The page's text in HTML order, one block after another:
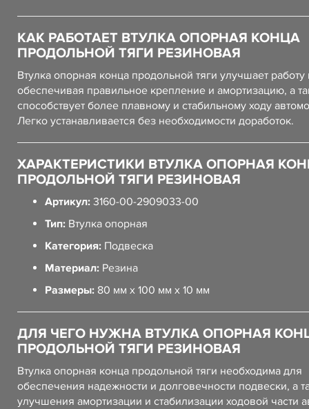
КАК РАБОТАЕТ ВТУЛКА ОПОРНАЯ КОНЦА
ПРОДОЛЬНОЙ ТЯГИ РЕЗИНОВАЯ
Втулка опорная конца продольной тяги улучшает
обеспечивая правильное крепление и амортизацию, а
способствует более плавному и стабильному ходу
Легко устанавливается без необходимости доработок.
ХАРАКТЕРИСТИКИ ВТУЛКА ОПОРНАЯ
ПРОДОЛЬНОЙ ТЯГИ РЕЗИНОВАЯ
Артикул: 3160-00-2909033-00
Тип: Втулка опорная
Категория: Подвеска
Материал: Резина
Размеры: 80 мм x 100 мм x 10 мм
ДЛЯ ЧЕГО НУЖНА ВТУЛКА ОПОРНАЯ
ПРОДОЛЬНОЙ ТЯГИ РЕЗИНОВАЯ
Втулка опорная конца продольной тяги необходима для
обеспечения надежности и долговечности подвески, а
улучшения амортизации и стабилизации ходовой части